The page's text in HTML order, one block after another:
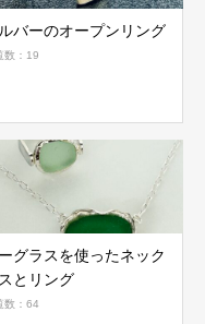
バーのオープンリング
数：19
グラスを使ったネック
とリング
数：64